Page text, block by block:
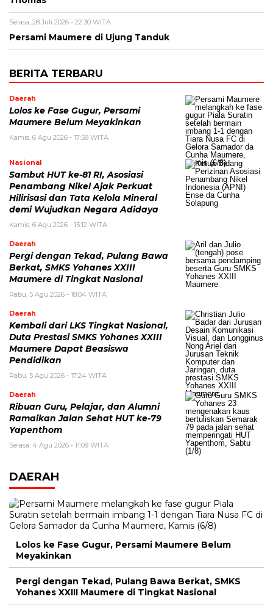
Selasa, 28 Juli 2026 - 22:30 WITA
Persami Maumere di Ujung Tanduk
BERITA TERBARU
Daerah
Lolos ke Fase Gugur, Persami
Maumere Belum Meyakinkan
Kamis, 6 Agu 2026 - 17:58 WITA
Nasional
Sambut HUT ke-81 RI, Asosiasi
Penambang Nikel Ajak Perkuat
Hilirisasi dan Tata Kelola Mineral
demi Wujudkan Negara Adidaya
Kamis, 6 Agu 2026 - 15:12 WITA
Daerah
Pergi dengan Tekad, Pulang Bawa
Berkat, SMKS Yohanes XXIII
Maumere di Tingkat Nasional
Rabu, 5 Agu 2026 - 18:04 WITA
Daerah
Kembali dari LKS Tingkat Nasional,
Duta Prestasi SMKS Yohanes XXIII
Maumere Dapat Beasiswa
Pendidikan
Rabu, 5 Agu 2026 - 17:24 WITA
Daerah
Ribuan Guru, Pelajar, dan Alumni
Ramaikan Jalan Sehat HUT ke-79
Yapenthom
Selasa, 4 Agu 2026 - 11:09 WITA
DAERAH
Lolos ke Fase Gugur, Persami Maumere Belum
Meyakinkan
Pergi dengan Tekad, Pulang Bawa Berkat, SMKS
Yohanes XXIII Maumere di Tingkat Nasional